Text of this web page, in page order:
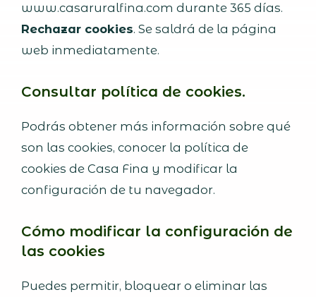
www.casaruralfina.com durante 365 días.
Rechazar cookies. Se saldrá de la página
web inmediatamente.
Consultar política de cookies.
Podrás obtener más información sobre qué
son las cookies, conocer la política de
cookies de Casa Fina y modificar la
configuración de tu navegador.
Cómo modificar la configuración de
las cookies
Puedes permitir, bloquear o eliminar las